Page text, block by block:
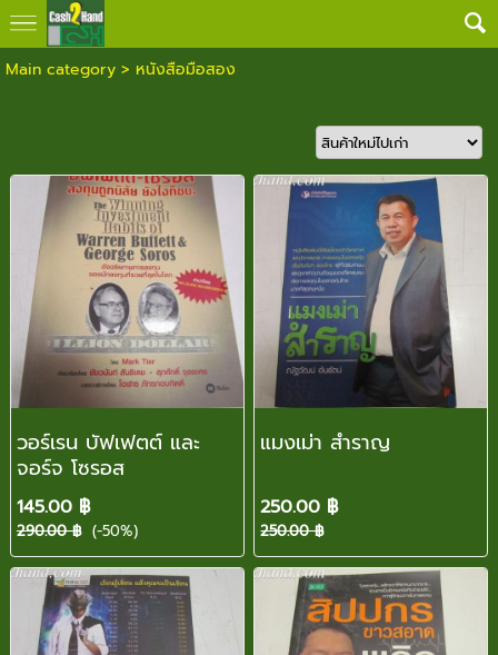
Main category> หนังสือมือสอง
วอร์เรน บัฟเฟตต์ และ
จอร์จ โซรอส
145.00 ฿
290.00 ฿ (-50%)
แมงเม่า สำราญ
250.00 ฿
250.00 ฿